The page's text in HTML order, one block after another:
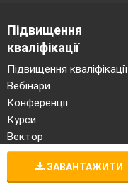
ЗАВАНТАЖИТИ
Підвищення
кваліфікації
Підвищення кваліфікації
Вебінари
Конференції
Курси
Вектор